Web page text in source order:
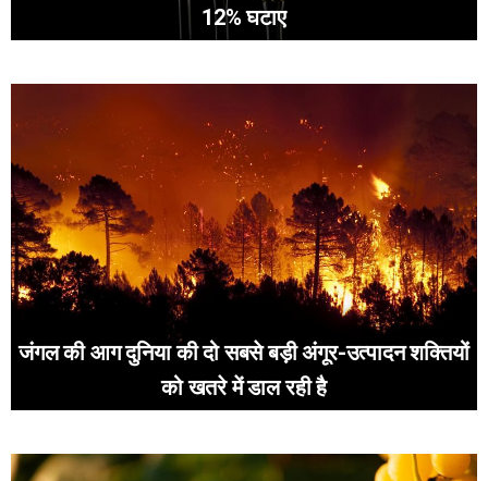
12% घटाए
जंगल की आग दुनिया की दो सबसे बड़ी अंगूर-उत्पादन शक्तियों
को खतरे में डाल रही है